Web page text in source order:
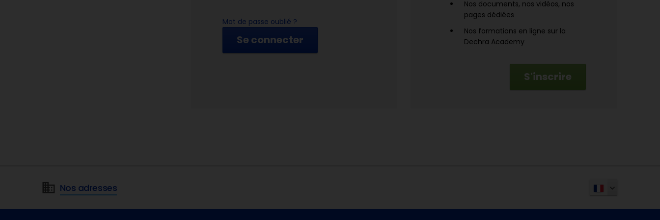
Mot de passe oublié ?
Se connecter
Nos documents, nos vidéos, nos
pages dédiées
Nos formations en ligne sur la
Dechra Academy
S'inscrire
Nos adresses